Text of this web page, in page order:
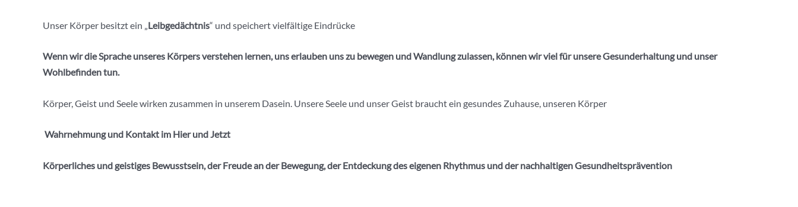
Unser Körper besitzt ein „ Leibgedächtnis“ und speichert vielfältige Eindrücke
Wenn wir die Sprache unseres Körpers verstehen lernen, uns erlauben uns zu bewegen und Wandlung zulassen, können wir viel für unsere Gesunderhaltung und unser
Wohlbefinden tun.
Körper, Geist und Seele wirken zusammen in unserem Dasein. Unsere Seele und unser Geist braucht ein gesundes Zuhause, unseren Körper
Wahrnehmung und Kontakt im Hier und Jetzt
Körperliches und geistiges Bewusstsein, der Freude an der Bewegung, der Entdeckung des eigenen Rhythmus und der nachhaltigen Gesundheitsprävention